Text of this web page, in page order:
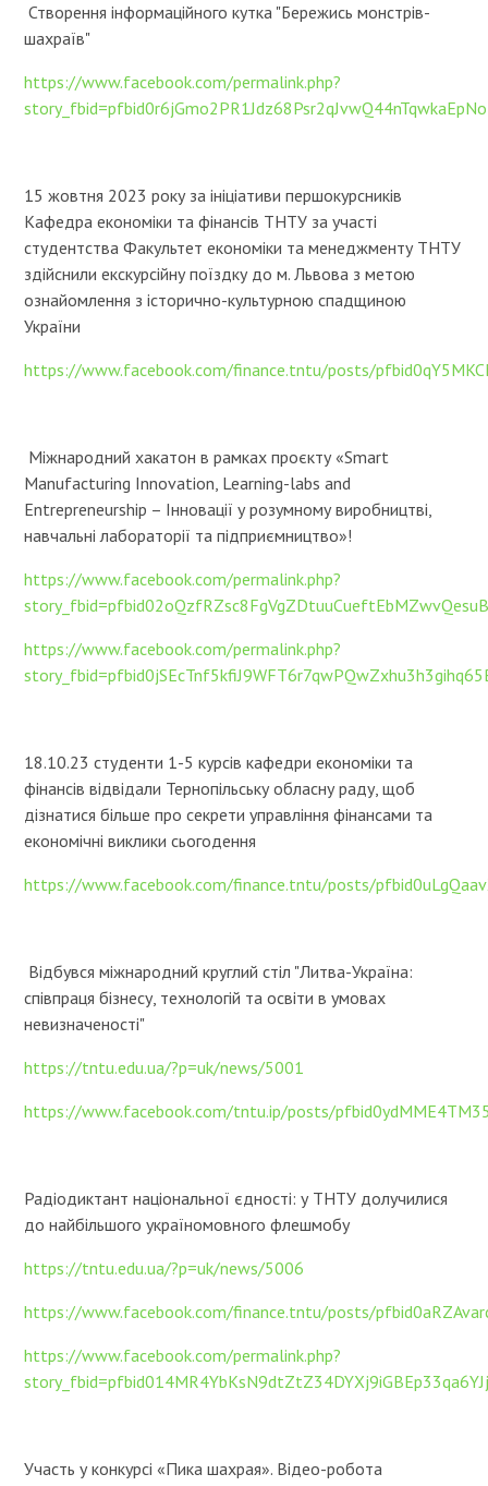
Створення інформаційного кутка "Бережись монстрів-
шахраїв"
https://www.facebook.com/permalink.php?
15 жовтня 2023 року за ініціативи першокурсників
Кафедра економіки та фінансів ТНТУ за участі
студентства Факультет економіки та менеджменту ТНТУ
здійснили екскурсійну поїздку до м. Львова з метою
ознайомлення з історично-культурною спадщиною
України
https://www.facebook.com/finance.tntu/posts/
Міжнародний хакатон в рамках проєкту «Smart
Manufacturing Innovation, Learning-labs and
Entrepreneurship – Інновації у розумному виробництві,
навчальні лабораторії та підприємництво»!
https://www.facebook.com/permalink.php?
https://www.facebook.com/permalink.php?
18.10.23 студенти 1-5 курсів кафедри економіки та
фінансів відвідали Тернопільську обласну раду, щоб
дізнатися більше про секрети управління фінансами та
економічні виклики сьогодення
https://www.facebook.com/finance.tntu/posts/
Відбувся міжнародний круглий стіл "Литва-Україна:
співпраця бізнесу, технологій та освіти в умовах
невизначеності"
https://tntu.edu.ua/?p=uk/news/5001
https://www.facebook.com/tntu.ip/posts/
Радіодиктант національної єдності: у ТНТУ долучилися
до найбільшого україномовного флешмобу
https://tntu.edu.ua/?p=uk/news/5006
https://www.facebook.com/finance.tntu/posts/
https://www.facebook.com/permalink.php?
Участь у конкурсі «Пика шахрая». Відео-робота